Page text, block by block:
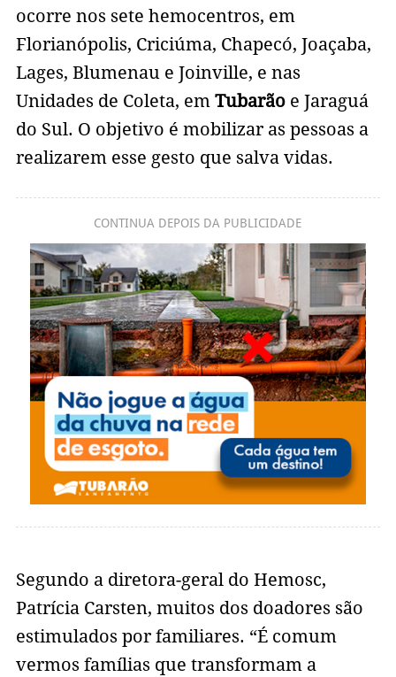
ocorre nos sete hemocentros, em
Florianópolis, Criciúma, Chapecó, Joaçaba,
Lages, Blumenau e Joinville, e nas
Unidades de Coleta, em Tubarãoe Jaraguá
do Sul. O objetivo é mobilizar as pessoas a
realizarem esse gesto que salva vidas.
CONTINUA DEPOIS DA PUBLICIDADE
Segundo a diretora-geral do Hemosc,
Patrícia Carsten, muitos dos doadores são
estimulados por familiares. “É comum
vermos famílias que transformam a